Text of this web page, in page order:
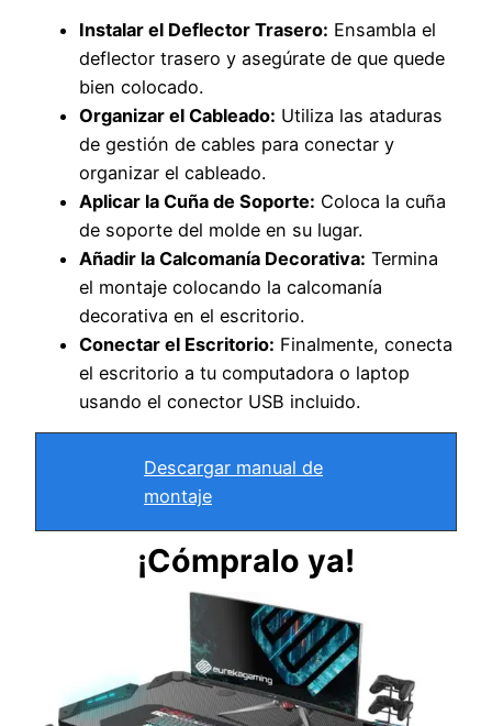
Instalar el Deflector Trasero: Ensambla el
deflector trasero y asegúrate de que quede
bien colocado.
Organizar el Cableado: Utiliza las ataduras
de gestión de cables para conectar y
organizar el cableado.
Aplicar la Cuña de Soporte: Coloca la cuña
de soporte del molde en su lugar.
Añadir la Calcomanía Decorativa: Termina
el montaje colocando la calcomanía
decorativa en el escritorio.
Conectar el Escritorio: Finalmente, conecta
el escritorio a tu computadora o laptop
usando el conector USB incluido.
Descargar manual de
montaje
¡Cómpralo ya!